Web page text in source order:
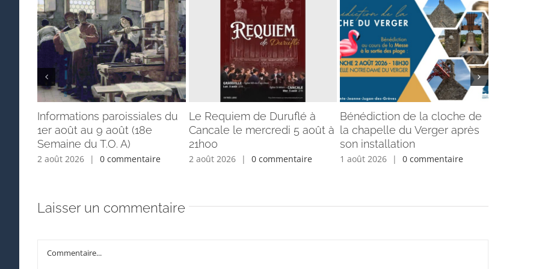
Informations paroissiales du
1er août au 9 août (18e
Semaine du T.O. A)
2 août 2026 | 0 commentaire
Le Requiem de Duruflé à
Cancale le mercredi 5 août à
21h00
2 août 2026 | 0 commentaire
Bénédiction de la cloche de
la chapelle du Verger après
son installation
1 août 2026 | 0 commentaire
Laisser un commentaire
Commentaire